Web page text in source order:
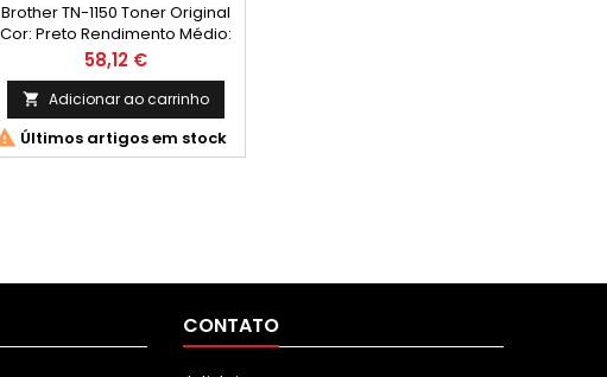
Brother TN-1150 Toner Original
Cor: Preto Rendimento Médio:
1.000 Páginas* * Imprime até
1.000 páginas de acordo com
a norma ISO/IEC 19752
Compatibilidades: DCP-
L1640W, DCP-L1660W, HL-
L1240W.
Preço
58,12 €
 Adicionar ao carrinho
Últimos artigos em stock
CONTATO